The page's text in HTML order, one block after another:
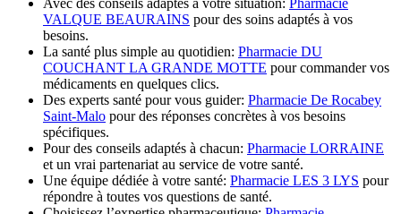
Avec des conseils adaptés à votre situation: Pharmacie
VALQUE BEAURAINS pour des soins adaptés à vos
besoins.
La santé plus simple au quotidien: Pharmacie DU
COUCHANT LA GRANDE MOTTE pour commander vos
médicaments en quelques clics.
Des experts santé pour vous guider: Pharmacie De Rocabey
Saint-Malo pour des réponses concrètes à vos besoins
spécifiques.
Pour des conseils adaptés à chacun: Pharmacie LORRAINE
et un vrai partenariat au service de votre santé.
Une équipe dédiée à votre santé: Pharmacie LES 3 LYS pour
répondre à toutes vos questions de santé.